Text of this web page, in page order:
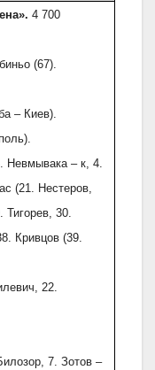
4 700
(67).
– Киев).
Невмывака – к, 4.
(21. Нестеров,
30.
Кривцов (39.
22.
7. Зотов –